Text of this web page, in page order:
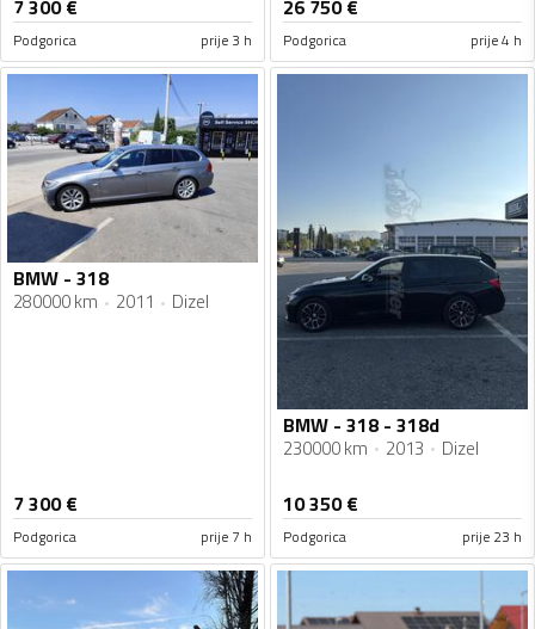
7 300€
Podgorica prije 3 h
26 750€
Podgorica prije 4 h
BMW - 318
280000 km 2011 Dizel
7 300€
Podgorica prije 7 h
BMW - 318 - 318d
230000 km 2013 Dizel
10 350€
Podgorica prije 23 h